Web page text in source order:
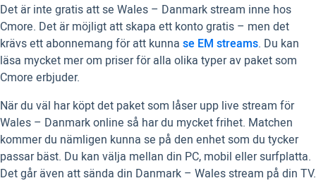
Det är inte gratis att se Wales – Danmark stream inne hos
Cmore. Det är möjligt att skapa ett konto gratis – men det
krävs ett abonnemang för att kunna se EM streams. Du kan
läsa mycket mer om priser för alla olika typer av paket som
Cmore erbjuder.
När du väl har köpt det paket som låser upp live stream för
Wales – Danmark online så har du mycket frihet. Matchen
kommer du nämligen kunna se på den enhet som du tycker
passar bäst. Du kan välja mellan din PC, mobil eller surfplatta.
Det går även att sända din Danmark – Wales stream på din TV.